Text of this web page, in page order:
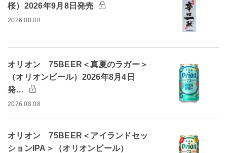
桜）2026年9月8日発売
2026.08.08
オリオン 75BEER＜真夏のラガー＞
（オリオンビール）2026年8月4日
発…
2026.08.08
オリオン 75BEER＜アイランドセッ
ションIPA＞（オリオンビール）